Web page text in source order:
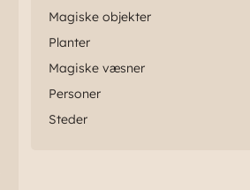
Magiske objekter
Planter
Magiske væsner
Personer
Steder